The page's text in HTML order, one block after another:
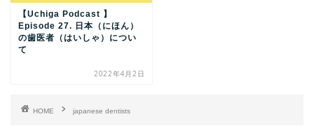
【Uchiga Podcast 】
Episode 27. 日本（にほん）
の歯医者（はいしゃ）につい
て
2022年4月2日
HOME japanese dentists